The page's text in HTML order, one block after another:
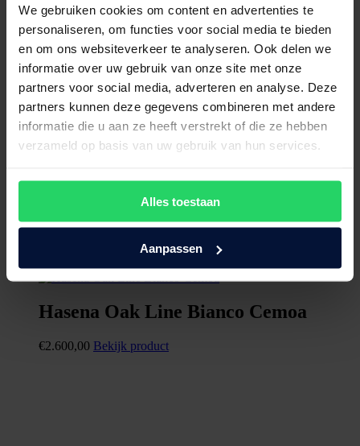
We gebruiken cookies om content en advertenties te
personaliseren, om functies voor social media te bieden
en om ons websiteverkeer te analyseren. Ook delen we
informatie over uw gebruik van onze site met onze
partners voor social media, adverteren en analyse. Deze
partners kunnen deze gegevens combineren met andere
informatie die u aan ze heeft verstrekt of die ze hebben
verzameld op basis van uw gebruik van hun services.
Alles toestaan
Aanpassen
Hasena Oak Line Bianco Cemoa
€2.600,00 Bekijk product